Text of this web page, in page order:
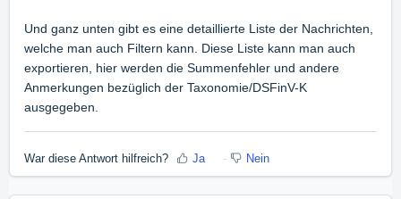
Und ganz unten gibt es eine detaillierte Liste der Nachrichten,
welche man auch Filtern kann. Diese Liste kann man auch
exportieren, hier werden die Summenfehler und andere
Anmerkungen bezüglich der Taxonomie/DSFinV-K
ausgegeben.
War diese Antwort hilfreich? Ja Nein